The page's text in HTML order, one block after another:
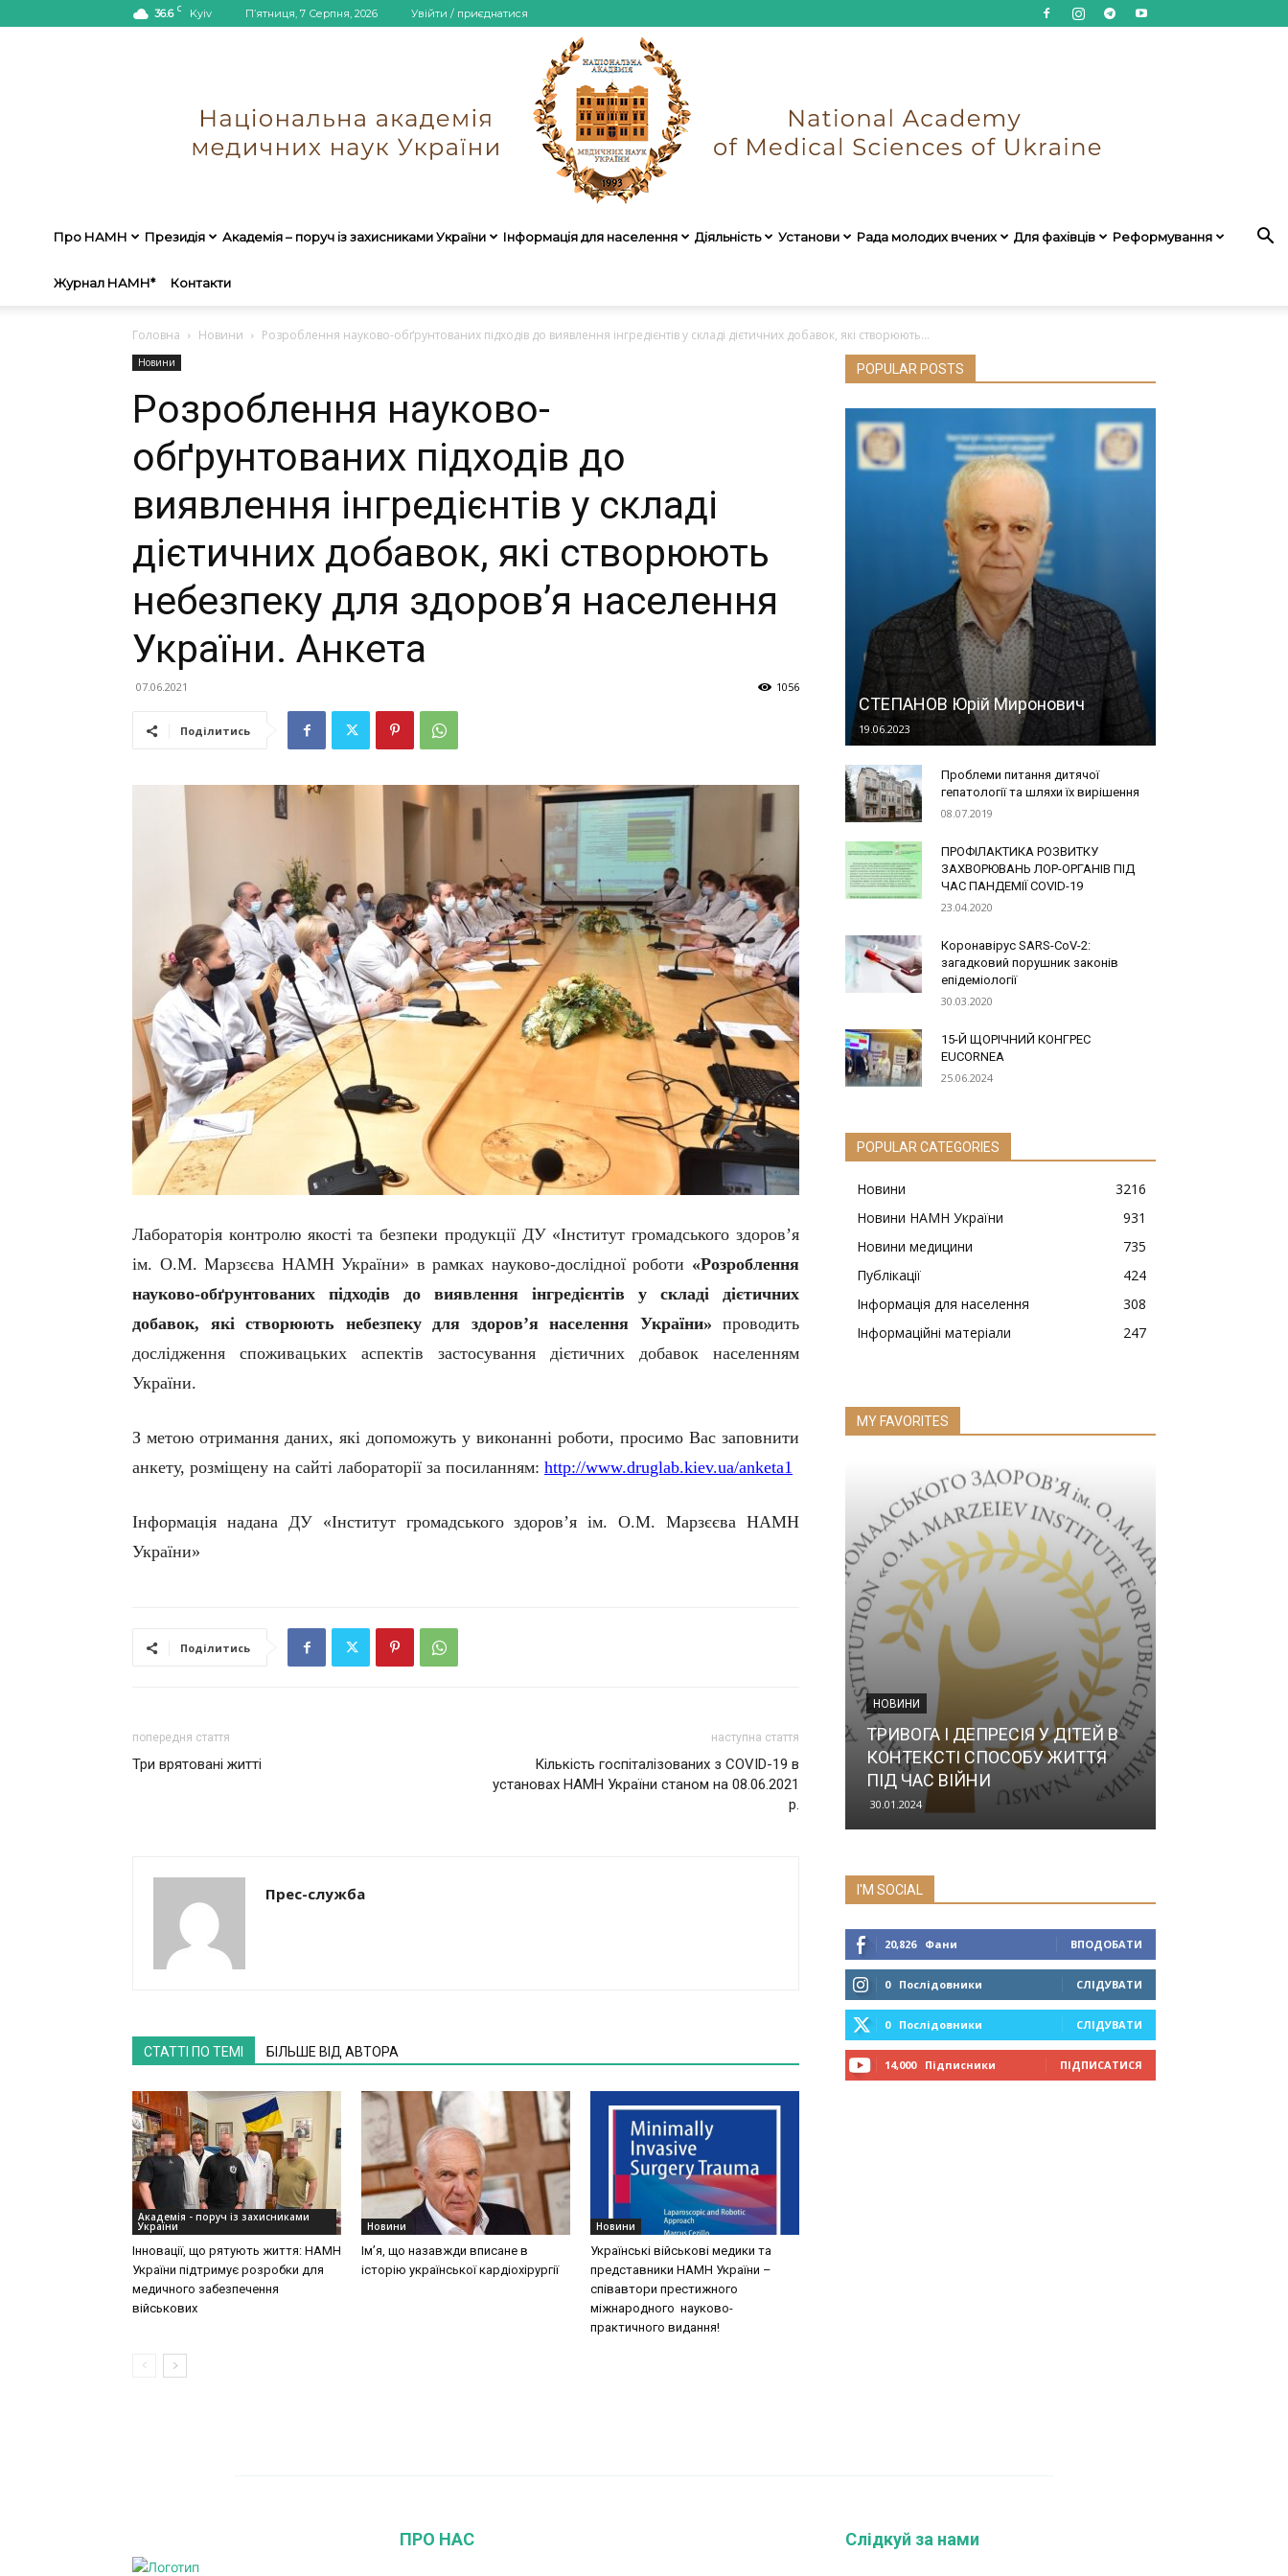
36.6 C Kyiv П’ятниця, 7 Серпня, 2026 Увійти / приєднатися
Про НАМН Президія Академія – поруч із захисниками України Інформація для населення Діяльність Установи Рада молодих вчених Для фахівців Реформування
Журнал НАМН* Контакти
Головна Новини Розроблення науково-обґрунтованих підходів до виявлення інгредієнтів у складі дієтичних добавок, які створюють...
Новини
Розроблення науково-
обґрунтованих підходів до
виявлення інгредієнтів у складі
дієтичних добавок, які створюють
небезпеку для здоров’я населення
України. Анкета
07.06.2021 1056
Поділитись
Лабораторія контролю якостіта безпеки продукціїДУ «Інститут громадського здоров’я
ім. О.М. Марзєєва НАМНУкраїни» в рамках науково-дослідної роботи «Розроблення
науково-обґрунтованих підходів до виявлення інгредієнтів у складі дієтичних
добавок, які створюють небезпеку для здоров’я населення України» проводить
дослідження споживацьких аспектів застосування дієтичних добавок населенням
України.
З метою отримання даних, які допоможуть у виконанні роботи, просимо Вас заповнити
анкету, розміщену на сайті лабораторії за посиланням: http://www.druglab.kiev.ua/anketa1
Інформація надана ДУ «Інститут громадського здоров’я ім. О.М. Марзєєва НАМН
України»
Поділитись
попередня стаття
Три врятовані житті
наступна стаття
Кількість госпіталізованих з COVID-19 в
установах НАМН України станом на 08.06.2021
р.
Прес-служба
СТАТТІ ПО ТЕМІ БІЛЬШЕ ВІД АВТОРА
Академія - поруч із захисниками
України
Інновації, що рятують життя: НАМН
України підтримує розробки для
медичного забезпечення
військових
Новини
Ім’я, що назавжди вписане в
історію української кардіохірургії
Новини
Українські військові медики та
представники НАМН України –
співавтори престижного
міжнародного науково-
практичного видання!
POPULAR POSTS
СТЕПАНОВ Юрій Миронович
19.06.2023
Проблеми питання дитячої
гепатології та шляхи їх вирішення
08.07.2019
ПРОФІЛАКТИКА РОЗВИТКУ
ЗАХВОРЮВАНЬ ЛОР-ОРГАНІВ ПІД
ЧАС ПАНДЕМІЇ COVID-19
23.04.2020
Коронавірус SARS-CoV-2:
загадковий порушник законів
епідеміології
30.03.2020
15-Й ЩОРІЧНИЙ КОНГРЕС
EUCORNEA
25.06.2024
POPULAR CATEGORIES
Новини
3216
Новини НАМН України
931
Новини медицини
735
Публікації
424
Інформація для населення
308
Інформаційні матеріали
247
MY FAVORITES
НОВИНИ
ТРИВОГА І ДЕПРЕСІЯ У ДІТЕЙ В
КОНТЕКСТІ СПОСОБУ ЖИТТЯ
ПІД ЧАС ВІЙНИ
30.01.2024
I'M SOCIAL
20,826 Фани ВПОДОБАТИ
0 Послідовники СЛІДУВАТИ
0 Послідовники СЛІДУВАТИ
14,000 Підписники ПІДПИСАТИСЯ
ПРО НАС Слідкуй за нами